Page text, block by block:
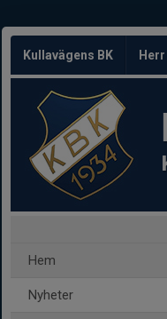
Kullavägens BK Herr
Hem
Nyheter